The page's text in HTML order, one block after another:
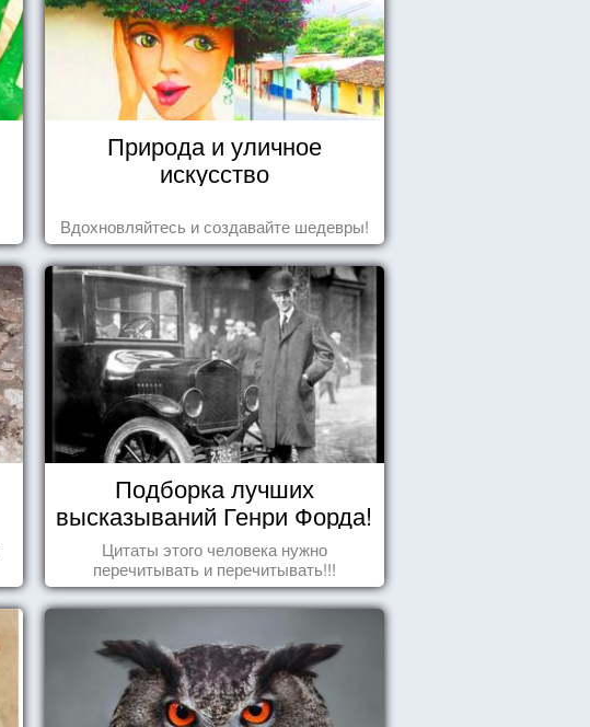
Природа и уличное
искусство
Вдохновляйтесь и создавайте шедевры!
Подборка лучших
высказываний Генри Форда!
Цитаты этого человека нужно
перечитывать и перечитывать!!!